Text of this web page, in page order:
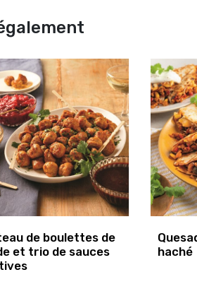
de boulettes de
et trio de sauces
haché